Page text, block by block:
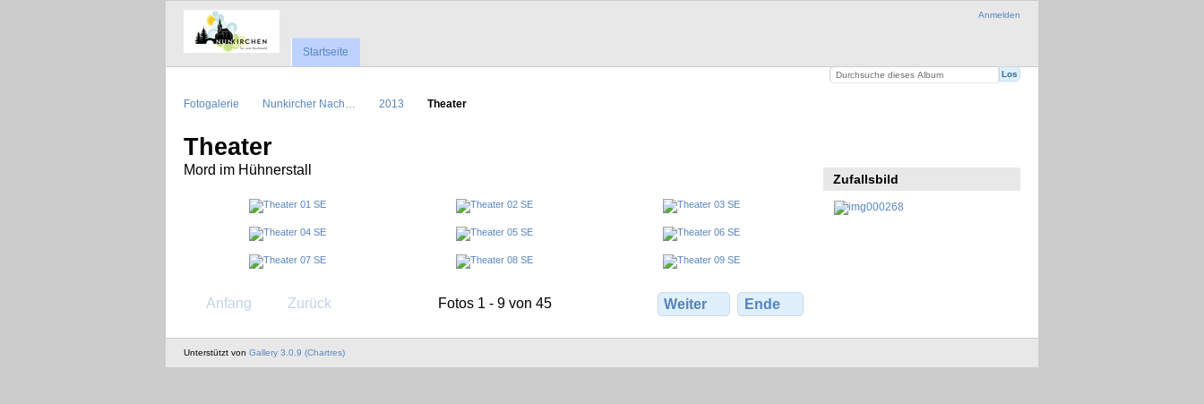
Anmelden
Startseite
Fotogalerie Nunkircher Nach… 2013 Theater
Theater
Mord im Hühnerstall
Anfang Zurück Fotos 1 - 9 von 45 Weiter Ende
Zufallsbild
Unterstützt von Gallery 3.0.9 (Chartres)